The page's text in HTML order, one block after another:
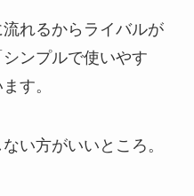
流れるからライバルが
ンプルで使いやす
す。
い方がいいところ。